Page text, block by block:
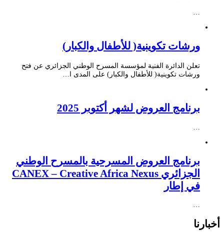
ورشات تكوينية( للأطفال والكبار)
تعلن الدائرة الفنية لمؤسسة المسرح الوطني الجزائري عن فتح
ورشات تكوينية( للأطفال والكبار) على المدى ا…
برنامج العروض لشهر أكتوبر 2025
برنامج العروض المسرحية بالمسرح الوطني
الجزائري CANEX – Creative Africa Nexus
في إطار
…
أخبارنا